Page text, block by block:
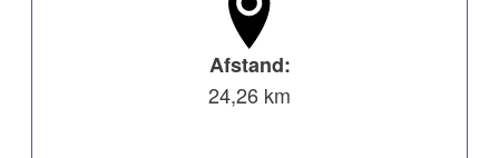
Afstand:
24,26 km